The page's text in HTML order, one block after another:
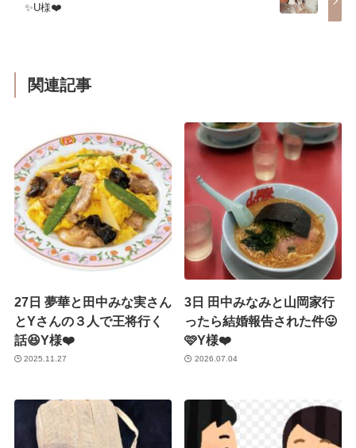
✨U様❤️
関連記事
27日 夢華と田中みな実さん
とYさんの３人で王将行く
話😆Y様❤️
2025.11.27
3日 田中みなみと山岡家行
ったら結婚報告された件😛
🩷Y様❤️
2026.07.04